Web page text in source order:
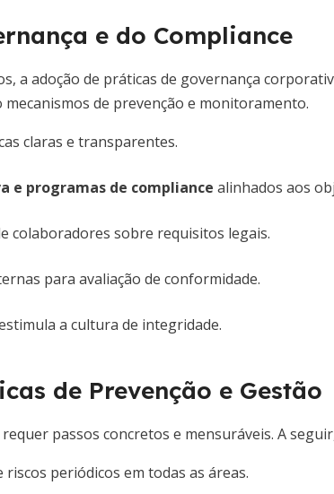
e do Compliance
a adoção de práticas de governança
mecanismos de prevenção e monitoramento.
claras e transparentes.
e programas de compliance alinhados aos
colaboradores sobre requisitos legais.
para avaliação de conformidade.
a cultura de integridade.
de Prevenção e Gestão
passos concretos e mensuráveis. A
periódicos em todas as áreas.